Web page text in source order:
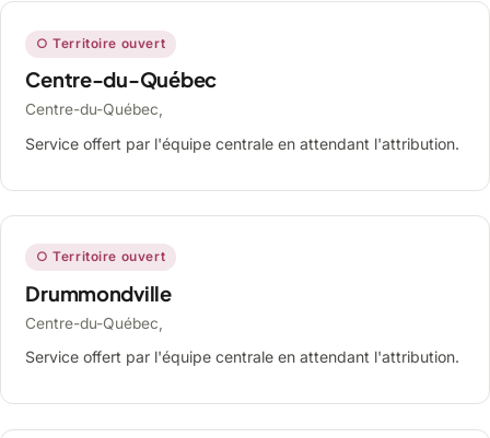
○ Territoire ouvert
Centre-du-Québec
Centre-du-Québec,
Service offert par l'équipe centrale en attendant l'attribution.
○ Territoire ouvert
Drummondville
Centre-du-Québec,
Service offert par l'équipe centrale en attendant l'attribution.